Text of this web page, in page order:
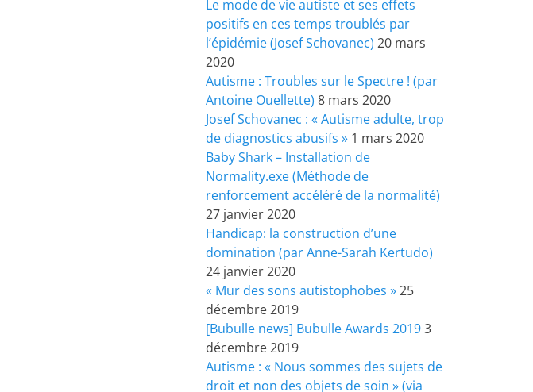
Le mode de vie autiste et ses effets
positifs en ces temps troublés par
l’épidémie (Josef Schovanec) 20 mars
2020
Autisme : Troubles sur le Spectre ! (par
Antoine Ouellette) 8 mars 2020
Josef Schovanec : « Autisme adulte, trop
de diagnostics abusifs » 1 mars 2020
Baby Shark – Installation de
Normality.exe (Méthode de
renforcement accéléré de la normalité)
27 janvier 2020
Handicap: la construction d’une
domination (par Anne-Sarah Kertudo)
24 janvier 2020
« Mur des sons autistophobes »25
décembre 2019
[Bubulle news] Bubulle Awards 20193
décembre 2019
Autisme : « Nous sommes des sujets de
droit et non des objets de soin » (via